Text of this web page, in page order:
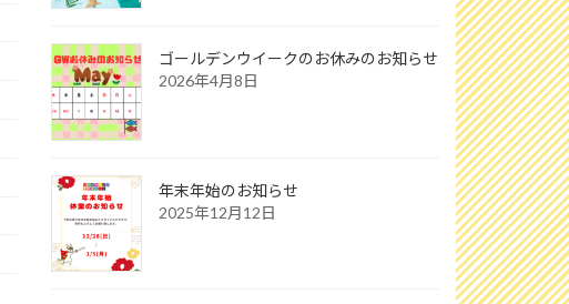
ゴールデンウイークのお休みのお知らせ
2026年4月8日
年末年始のお知らせ
2025年12月12日